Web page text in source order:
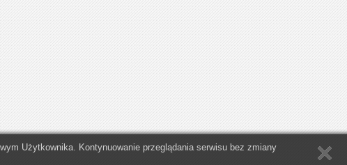
Użytkownika. Kontynuowanie przeglądania serwisu bez zmiany